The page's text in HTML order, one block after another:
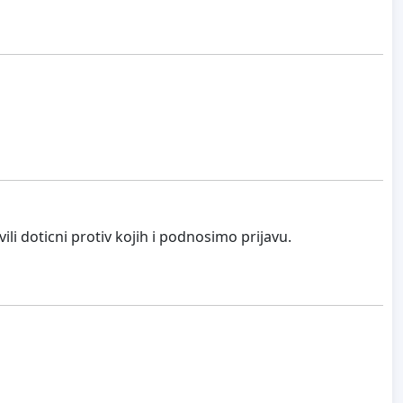
doticni protiv kojih i podnosimo prijavu.